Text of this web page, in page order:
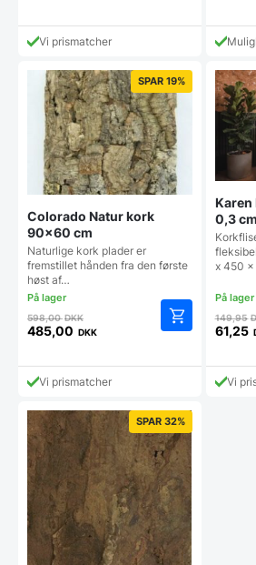
vare
varianter.
Mulighederne
kan
vælges
på
varesiden
Vi prismatcher
pris
SPAR 19%
Colorado Natur kork
90×60 cm
Naturlige kork plader er
fremstillet hånden fra den første
høst af…
598,00DKKDen
oprindelige
var:
598,00 DKK.
485,00 DKK
aktuelle
pris
485,00 DKK.
Vi prismatcher
Karen
0,3 cm
x 450
149,95
61,25
pris
Vi
SPAR 32%